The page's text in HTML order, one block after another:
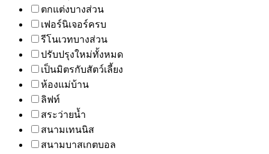
ตกแต่งบางส่วน
เฟอร์นิเจอร์ครบ
รีโนเวทบางส่วน
ปรับปรุงใหม่ทั้งหมด
เป็นมิตรกับสัตว์เลี้ยง
ห้องแม่บ้าน
ลิฟท์
สระว่ายน้ำ
สนามเทนนิส
สนามบาสเกตบอล